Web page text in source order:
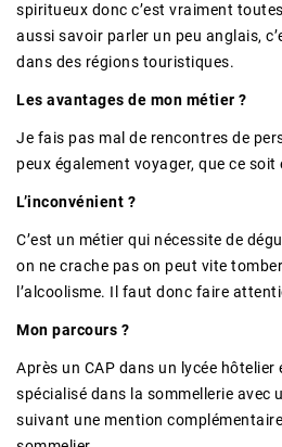
spiritueux donc c’est vraiment
aussi savoir parler un peu anglais,
dans des régions touristiques.
Les avantages de mon métier ?
Je fais pas mal de rencontres de
peux également voyager, que ce soit
L’inconvénient ?
C’est un métier qui nécessite de
on ne crache pas on peut vite
l’alcoolisme. Il faut donc faire
Mon parcours ?
Après un CAP dans un lycée hôtelier
spécialisé dans la sommellerie avec
suivant une mention